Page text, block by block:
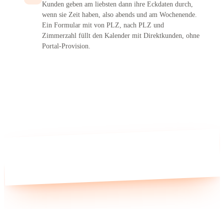
Kunden geben am liebsten dann ihre Eckdaten durch,
wenn sie Zeit haben, also abends und am Wochenende.
Ein Formular mit von PLZ, nach PLZ und
Zimmerzahl füllt den Kalender mit Direktkunden, ohne
Portal-Provision.